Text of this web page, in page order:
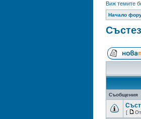
Виж темите
Начало
Съобщения
[